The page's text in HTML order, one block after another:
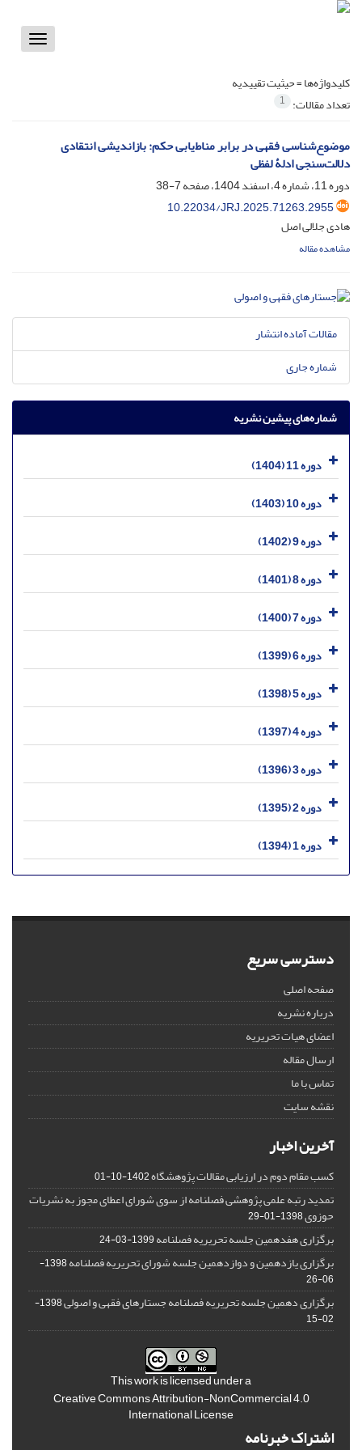
Toggle
کلیدواژه‌ها =حیثیت تقییدیه
تعداد مقالات: 1
موضوع‌شناسی فقهی در برابر مناط‌یابی حکم: بازاندیشی انتقادی
دلالت‌سنجی ادلۀ لفظی
دوره 11، شماره 4، اسفند 1404، صفحه
7-38
10.22034/JRJ.2025.71263.2955
هادی جلالی اصل
مشاهده مقاله
مقالات آماده انتشار
شماره جاری
شماره‌های پیشین نشریه
دوره 11 (1404)
دوره 10 (1403)
دوره 9 (1402)
دوره 8 (1401)
دوره 7 (1400)
دوره 6 (1399)
دوره 5 (1398)
دوره 4 (1397)
دوره 3 (1396)
دوره 2 (1395)
دوره 1 (1394)
دسترسی سریع
صفحه اصلی
درباره نشریه
اعضای هیات تحریریه
ارسال مقاله
تماس با ما
نقشه سایت
آخرین اخبار
کسب مقام دوم در ارزیابی مقالات پژوهشگاه1402-10-01
تمدید رتبه علمی پژوهشی فصلنامه از سوی شورای اعطای مجوز به نشریات
حوزوی1398-01-29
برگزاری هفدهمین جلسه تحریریه فصلنامه1399-03-24
برگزاری یازدهمین و دوازدهمین جلسه شورای تحریریه فصلنامه
1398-
06-26
برگزاری دهمین جلسه تحریریه فصلنامه جستارهای فقهی و اصولی
1398-
02-15
This work is licensed under a
Creative Commons Attribution-NonCommercial 4.0
International License
اشتراک خبرنامه